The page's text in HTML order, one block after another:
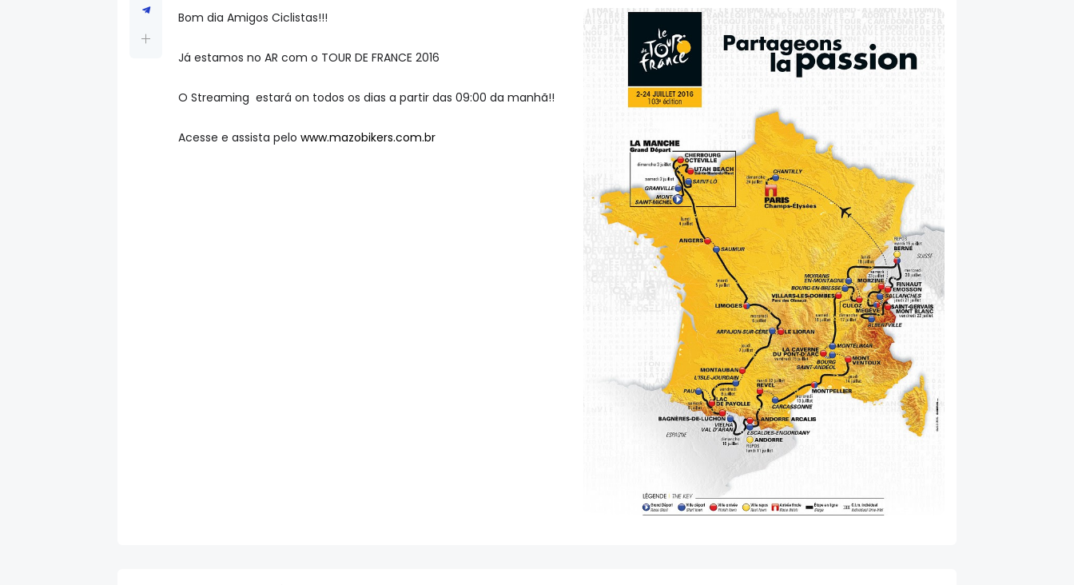
Bom dia Amigos Ciclistas!!!
Já estamos no AR com o TOUR DE FRANCE 2016
O Streaming estará on todos os dias a partir das 09:00 da manhã!!
Acesse e assista pelo www.mazobikers.com.br